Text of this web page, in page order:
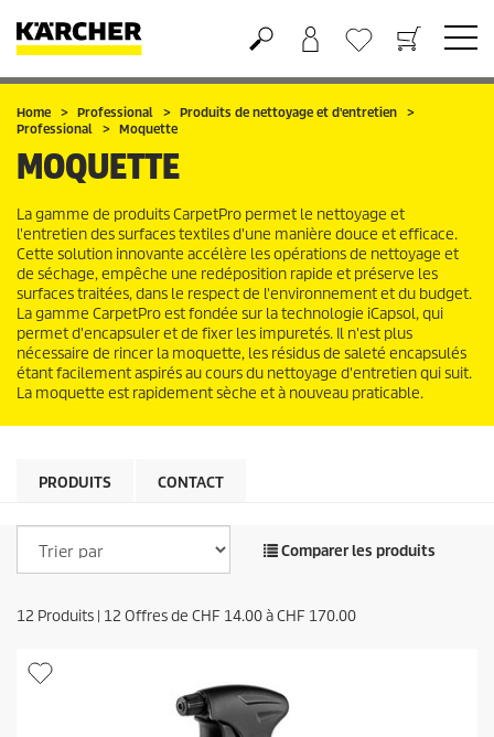
Panier
Liste d'envies
Home Professional
Produits de nettoyage et d'entretien
Professional
Moquette
MOQUETTE
La gamme de produitsCarpetPro permet le nettoyage et
l'entretien des surfaces textiles d'une manière douce et efficace.
Cette solution innovante accélère les opérations de nettoyage et
de séchage, empêche une redéposition rapide et préserve les
surfaces traitées, dans le respect de l'environnement et du budget.
La gamme CarpetProest fondée sur la technologie iCapsol, qui
permet d'encapsuler et de fixer les impuretés. Il n'est plus
nécessaire de rincer la moquette, les résidus de saleté encapsulés
étant facilement aspirés au cours du nettoyage d'entretien qui suit.
La moquette est rapidement sèche et à nouveau praticable.
PRODUITS CONTACT
Comparer les produits
12 Produits | 12 Offres de CHF 14.00àCHF 170.00